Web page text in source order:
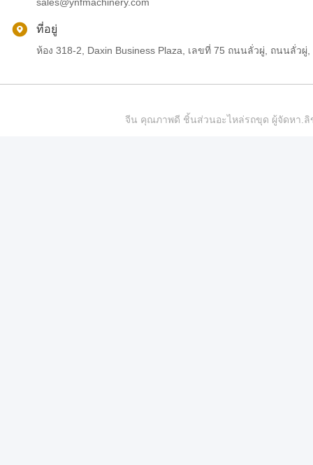
sales@ynfmachinery.com
ที่อยู่
ห้อง 318-2, Daxin Business Plaza, เลขที่ 75 ถนนลั่วผู่, ถนนลั่ว
จีน คุณภาพดี ชิ้นส่วนอะไหล่รถขุด ผู้จัดหา.ลิข